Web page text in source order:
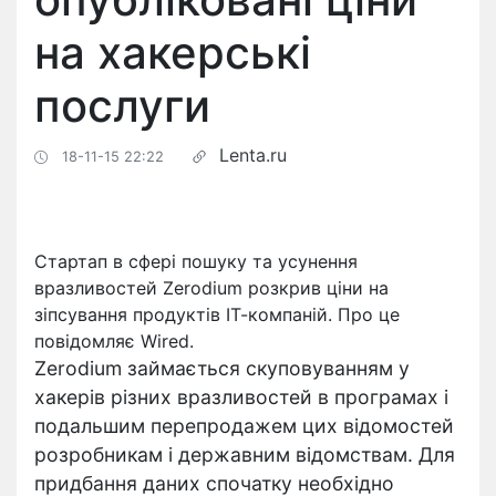
на хакерські
послуги
18-11-15 22:22 Lenta.ru
Стартап в сфері пошуку та усунення
вразливостей Zerodium розкрив ціни на
зіпсування продуктів ІТ-компаній. Про це
повідомляє Wired.
Zerodium займається скуповуванням у
хакерів різних вразливостей в програмах і
подальшим перепродажем цих відомостей
розробникам і державним відомствам. Для
придбання даних спочатку необхідно